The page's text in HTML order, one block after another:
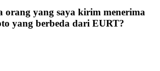
orang yang saya kirim menerima
yang berbeda dari EURT?